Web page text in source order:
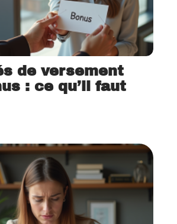
de versement
: ce qu’il faut